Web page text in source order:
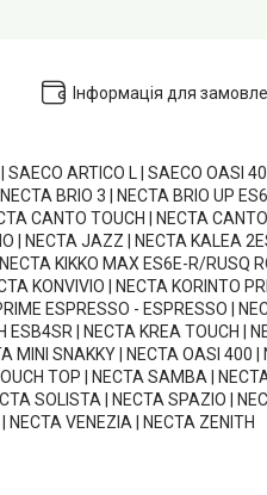
Інформація для
ARTICO L | SAECO OASI
BRIO 3 | NECTA BRIO UP
CANTO TOUCH | NECTA
| NECTA JAZZ | NECTA KALEA
KIKKO MAX ES6E-R/RUSQ
KONVIVIO | NECTA KORINTO
ESPRESSO - ESPRESSO |
| NECTA KREA TOUCH |
MINI SNAKKY | NECTA OASI 400 |
TOP | NECTA SAMBA |
SOLISTA | NECTA SPAZIO |
NECTA VENEZIA | NECTA ZENITH